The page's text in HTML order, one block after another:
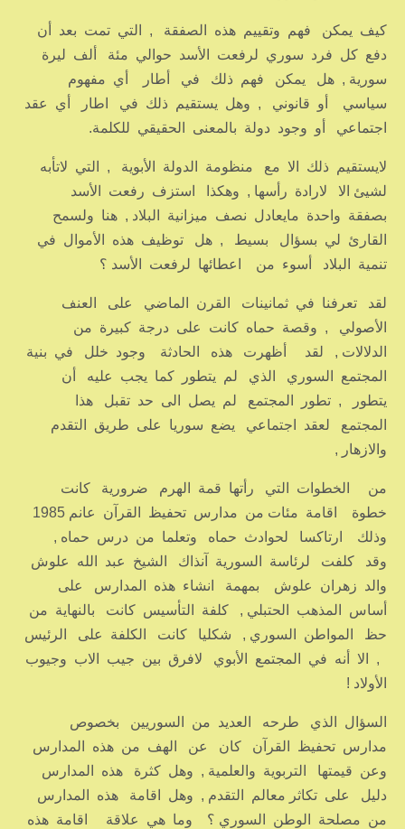
كيف يمكن فهم وتقييم هذه الصفقة , التي تمت بعد أن
دفع كل فرد سوري لرفعت الأسد حوالي مئة ألف ليرة
سورية , هل يمكن فهم ذلك في أطار أي مفهوم
سياسي أو قانوني , وهل يستقيم ذلك في اطار أي عقد
اجتماعي أو وجود دولة بالمعنى الحقيقي للكلمة.
لايستقيم ذلك الا مع منظومة الدولة الأبوية , التي لاتأبه
لشيئ الا لارادة رأسها , وهكذا استزف رفعت الأسد
بصفقة واحدة مايعادل نصف ميزانية البلاد , هنا ولسمح
القارئ لي بسؤال بسيط , هل توظيف هذه الأموال في
تنمية البلاد أسوء من اعطائها لرفعت الأسد ؟
لقد تعرفنا في ثمانينات القرن الماضي على العنف
الأصولي , وقصة حماه كانت على درجة كبيرة من
الدلالات , لقد أظهرت هذه الحادثة وجود خلل في بنية
المجتمع السوري الذي لم يتطور كما يجب عليه أن
يتطور , تطور المجتمع لم يصل الى حد تقبل هذا
المجتمع لعقد اجتماعي يضع سوريا على طريق التقدم
والازهار ,
من الخطوات التي رأتها قمة الهرم ضرورية كانت
وذلك ارتاكسا لحوادث حماه وتعلما من درس حماه ,
وقد كلفت لرئاسة السورية آنذاك الشيخ عبد الله علوش
والد زهران علوش بمهمة انشاء هذه المدارس على
أساس المذهب الحتبلي , كلفة التأسيس كانت بالنهاية من
حظ المواطن السوري , شكليا كانت الكلفة على الرئيس
, الا أنه في المجتمع الأبوي لافرق بين جيب الاب وجيوب
الأولاد !
السؤال الذي طرحه العديد من السوريين بخصوص
مدارس تحفيظ القرآن كان عن الهف من هذه المدارس
وعن قيمتها التربوية والعلمية , وهل كثرة هذه المدارس
دليل على تكاثر معالم التقدم , وهل اقامة هذه المدارس
من مصلحة الوطن السوري ؟ وما هي علاقة اقامة هذه